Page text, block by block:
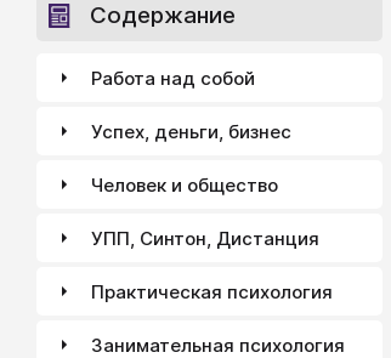
Содержание
Работа над собой
Успех, деньги, бизнес
Человек и общество
УПП, Синтон, Дистанция
Практическая психология
Занимательная психология